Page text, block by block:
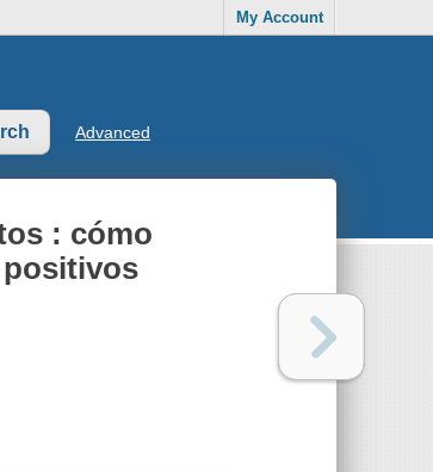
My Account
Advanced
: cómo